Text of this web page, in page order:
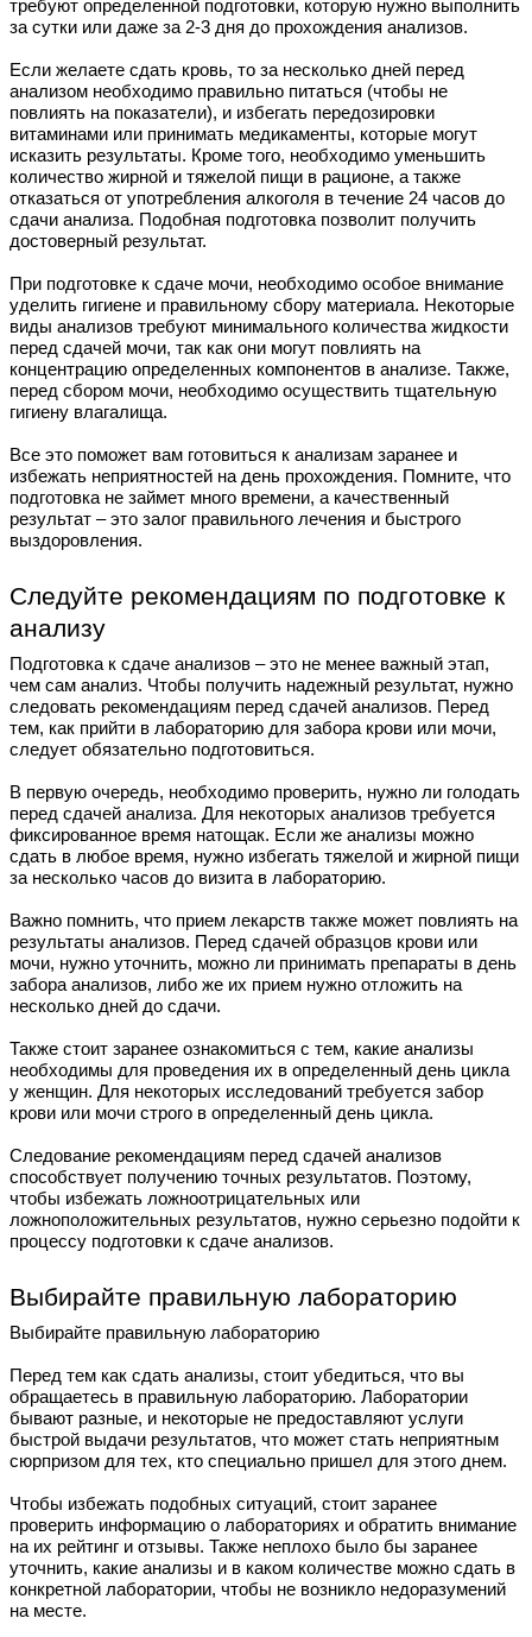
требуют определенной подготовки, которую нужно выполнить
за сутки или даже за 2-3 дня до прохождения анализов.
Если желаете сдать кровь, то за несколько дней перед
анализом необходимо правильно питаться (чтобы не
повлиять на показатели), и избегать передозировки
витаминами или принимать медикаменты, которые могут
исказить результаты. Кроме того, необходимо уменьшить
количество жирной и тяжелой пищи в рационе, а также
отказаться от употребления алкоголя в течение 24 часов до
сдачи анализа. Подобная подготовка позволит получить
достоверный результат.
При подготовке к сдаче мочи, необходимо особое внимание
уделить гигиене и правильному сбору материала. Некоторые
виды анализов требуют минимального количества жидкости
перед сдачей мочи, так как они могут повлиять на
концентрацию определенных компонентов в анализе. Также,
перед сбором мочи, необходимо осуществить тщательную
гигиену влагалища.
Все это поможет вам готовиться к анализам заранее и
избежать неприятностей на день прохождения. Помните, что
подготовка не займет много времени, а качественный
результат – это залог правильного лечения и быстрого
выздоровления.
Следуйте рекомендациям по подготовке к
анализу
Подготовка к сдаче анализов – это не менее важный этап,
чем сам анализ. Чтобы получить надежный результат, нужно
следовать рекомендациям перед сдачей анализов. Перед
тем, как прийти в лабораторию для забора крови или мочи,
следует обязательно подготовиться.
В первую очередь, необходимо проверить, нужно ли голодать
перед сдачей анализа. Для некоторых анализов требуется
фиксированное время натощак. Если же анализы можно
сдать в любое время, нужно избегать тяжелой и жирной пищи
за несколько часов до визита в лабораторию.
Важно помнить, что прием лекарств также может повлиять на
результаты анализов. Перед сдачей образцов крови или
мочи, нужно уточнить, можно ли принимать препараты в день
забора анализов, либо же их прием нужно отложить на
несколько дней до сдачи.
Также стоит заранее ознакомиться с тем, какие анализы
необходимы для проведения их в определенный день цикла
у женщин. Для некоторых исследований требуется забор
крови или мочи строго в определенный день цикла.
Следование рекомендациям перед сдачей анализов
способствует получению точных результатов. Поэтому,
чтобы избежать ложноотрицательных или
ложноположительных результатов, нужно серьезно подойти к
процессу подготовки к сдаче анализов.
Выбирайте правильную лабораторию
Выбирайте правильную лабораторию
Перед тем как сдать анализы, стоит убедиться, что вы
обращаетесь в правильную лабораторию. Лаборатории
бывают разные, и некоторые не предоставляют услуги
быстрой выдачи результатов, что может стать неприятным
сюрпризом для тех, кто специально пришел для этого днем.
Чтобы избежать подобных ситуаций, стоит заранее
проверить информацию о лабораториях и обратить внимание
на их рейтинг и отзывы. Также неплохо было бы заранее
уточнить, какие анализы и в каком количестве можно сдать в
конкретной лаборатории, чтобы не возникло недоразумений
на месте.